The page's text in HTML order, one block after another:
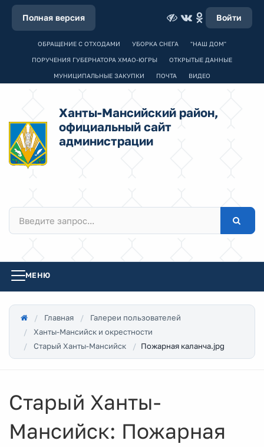
Полная версия Войти
ОБРАЩЕНИЕ С ОТХОДАМИ УБОРКА СНЕГА "НАШ ДОМ"
ПОРУЧЕНИЯ ГУБЕРНАТОРА ХМАО-ЮГРЫ ОТКРЫТЫЕ ДАННЫЕ
МУНИЦИПАЛЬНЫЕ ЗАКУПКИ ПОЧТА ВИДЕО
Ханты-Мансийский район,
официальный сайт
администрации
МЕНЮ
Главная
Галереи пользователей
Ханты-Мансийск и окрестности
Старый Ханты-Мансийск
Пожарная каланча.jpg
Старый Ханты-
Мансийск: Пожарная